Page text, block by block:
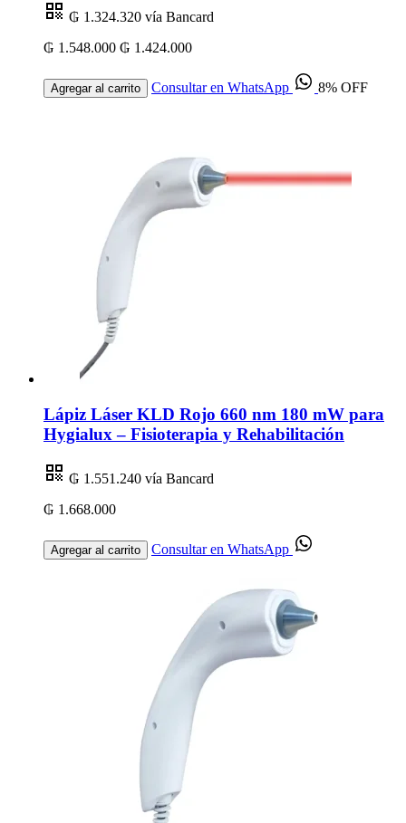
₲ 1.324.320 vía Bancard
₲ 1.548.000 ₲ 1.424.000
Agregar al carrito Consultar en WhatsApp 8% OFF
Lápiz Láser KLD Rojo 660 nm 180 mW para
Hygialux – Fisioterapia y Rehabilitación
₲ 1.551.240 vía Bancard
₲ 1.668.000
Agregar al carrito Consultar en WhatsApp